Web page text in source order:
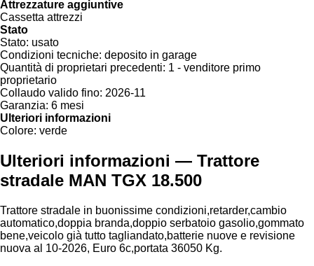
Attrezzature aggiuntive
Cassetta attrezzi
Stato
Stato: usato
Condizioni tecniche: deposito in garage
Quantità di proprietari precedenti: 1 - venditore primo
proprietario
Collaudo valido fino: 2026-11
Garanzia: 6 mesi
Ulteriori informazioni
Colore: verde
Ulteriori informazioni — Trattore
stradale MAN TGX 18.500
Trattore stradale in buonissime condizioni,retarder,cambio
automatico,doppia branda,doppio serbatoio gasolio,gommato
bene,veicolo già tutto tagliandato,batterie nuove e revisione
nuova al 10-2026, Euro 6c,portata 36050 Kg.